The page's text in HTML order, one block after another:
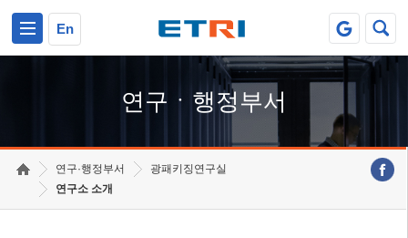
En
연구ㆍ행정부서
연구·행정부서
광패키징연구실
연구소 소개